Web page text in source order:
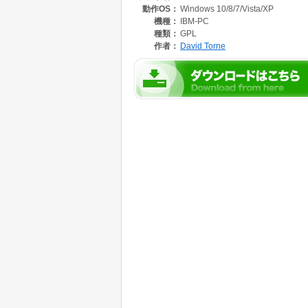
画像全体の文字をまとめてテキスト化する機
して読み込むことも可能。この機能を利用す
とができます。
読み込んだ画像ファイルやキャプチャした画
することもできます。
動作OS： Windows 10/8/7/Vista/XP
機種：
IBM-PC
種類： GPL
作者： David Torne